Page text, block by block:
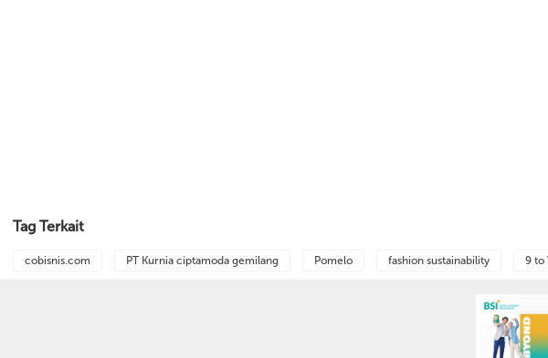
Tag Terkait
cobisnis.com PT Kurnia ciptamoda gemilang Pomelo fashion sustainability 9 to